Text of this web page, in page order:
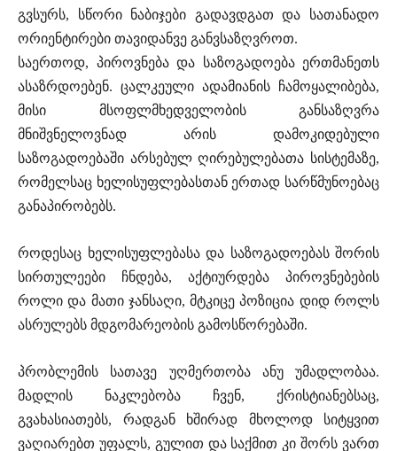
გვსურს, სწორი ნაბიჯები გადავდგათ და სათანადო
ორიენტირები თავიდანვე განვსაზღვროთ.
საერთოდ, პიროვნება და საზოგადოება ერთმანეთს
ასაზრდოებენ. ცალკეული ადამიანის ჩამოყალიბება,
მისი მსოფლმხედველობის განსაზღვრა
მნიშვნელოვნად არის დამოკიდებული
საზოგადოებაში არსებულ ღირებულებათა სისტემაზე,
რომელსაც ხელისუფლებასთან ერთად სარწმუნოებაც
განაპირობებს.
როდესაც ხელისუფლებასა და საზოგადოებას შორის
სირთულეები ჩნდება, აქტიურდება პიროვნებების
როლი და მათი ჯანსაღი, მტკიცე პოზიცია დიდ როლს
ასრულებს მდგომარეობის გამოსწორებაში.
პრობლემის სათავე უღმერთობა ანუ უმადლობაა.
მადლის ნაკლებობა ჩვენ, ქრისტიანებსაც,
გვახასიათებს, რადგან ხშირად მხოლოდ სიტყვით
ვაღიარებთ უფალს, გულით და საქმით კი შორს ვართ